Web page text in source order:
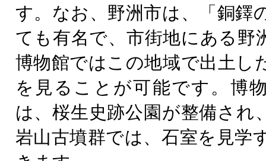
す。なお、野洲市は、「銅鐸
ても有名で、市街地にある野
博物館ではこの地域で出土し
を見ることが可能です。博
は、桜生史跡公園が整備され
岩山古墳群では、石室を見学